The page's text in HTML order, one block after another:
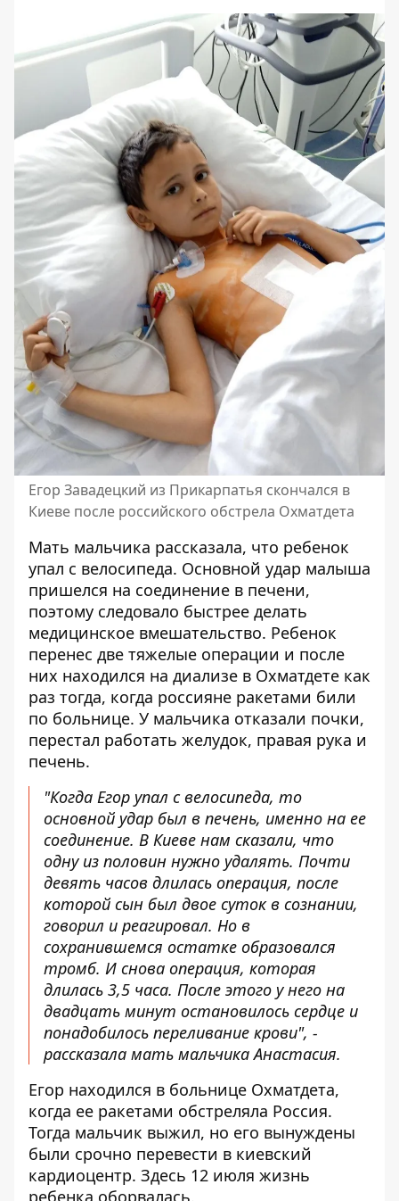
Егор Завадецкий из Прикарпатья скончался в
Киеве после российского обстрела Охматдета
Мать мальчика рассказала, что ребенок
упал с велосипеда. Основной удар малыша
пришелся на соединение в печени,
поэтому следовало быстрее делать
медицинское вмешательство. Ребенок
перенес две тяжелые операции и после
них находился на диализе в Охматдете как
раз тогда, когда россияне ракетами били
по больнице. У мальчика отказали почки,
перестал работать желудок, правая рука и
печень.
"Когда Егор упал с велосипеда, то
основной удар был в печень, именно на ее
соединение. В Киеве нам сказали, что
одну из половин нужно удалять. Почти
девять часов длилась операция, после
которой сын был двое суток в сознании,
говорил и реагировал. Но в
сохранившемся остатке образовался
тромб. И снова операция, которая
длилась 3,5 часа. После этого у него на
двадцать минут остановилось сердце и
понадобилось переливание крови", -
рассказала мать мальчика Анастасия.
Егор находился в больнице Охматдета,
когда ее ракетами обстреляла Россия.
Тогда мальчик выжил, но его вынуждены
были срочно перевести в киевский
кардиоцентр. Здесь 12 июля жизнь
ребенка оборвалась.